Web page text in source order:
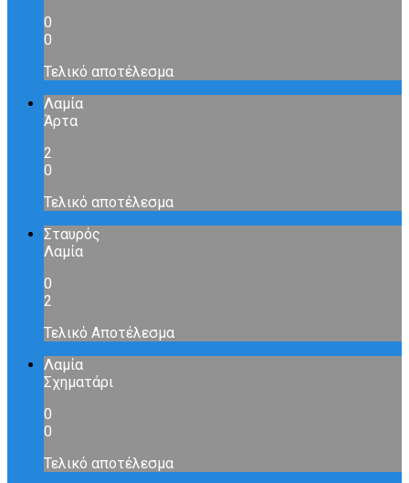
0
0
Τελικό αποτέλεσμα
Λαμία
Άρτα
2
0
Τελικό αποτέλεσμα
Σταυρός
Λαμία
0
2
Τελικό Αποτέλεσμα
Λαμία
Σχηματάρι
0
0
Τελικό αποτέλεσμα